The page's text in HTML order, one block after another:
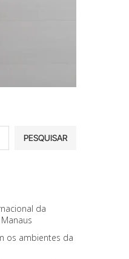
PESQUISAR
da
os ambientes da